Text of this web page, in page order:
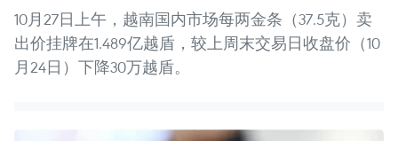
10月27日上午，越南国内市场每两金条（37.5克）卖
出价挂牌在1.489亿越盾，较上周末交易日收盘价（10
月24日）下降30万越盾。